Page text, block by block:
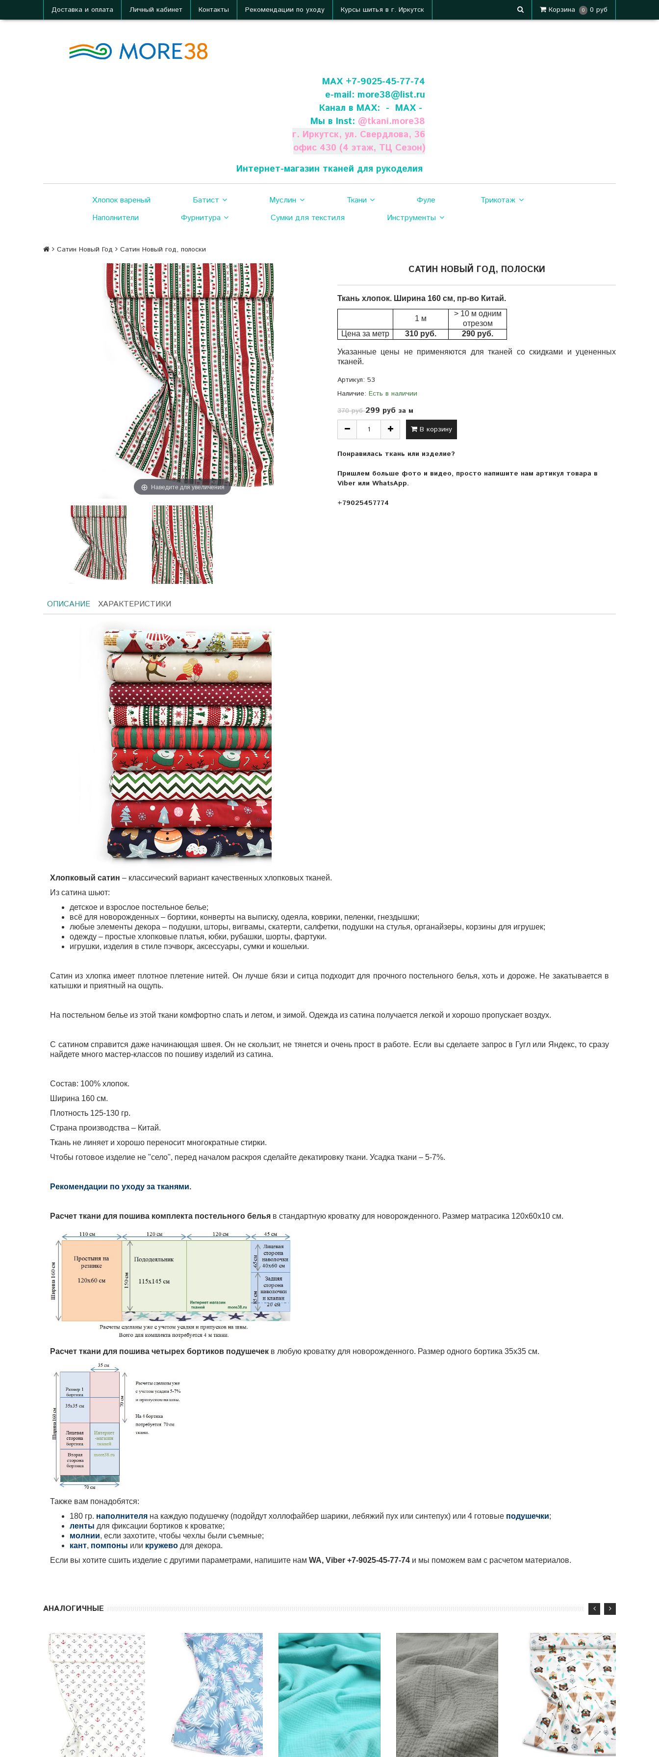
Доставка и оплата Личный кабинет Контакты Рекомендации по уходу Курсы шитья в г. Иркутск Корзина 0 0 руб
МАХ +7-9025-45-77-74
e-mail: more38@list.ru
Канал в МАХ: - МАХ -
Мы в Inst: @tkani.more38
г. Иркутск, ул. Свердлова, 36
офис 430 (4 этаж, ТЦ Сезон)
Интернет-магазин тканей для рукоделия
Хлопок вареный Батист Муслин Ткани Фуле
Трикотаж
Наполнители
Фурнитура Сумки для текстиля Инструменты
Сатин Новый Год Сатин Новый год, полоски
Наведите для увеличения
САТИН НОВЫЙ ГОД, ПОЛОСКИ
Ткань хлопок. Ширина 160 см, пр-во Китай.
1 м
> 10 м одним
отрезом
Цена за метр
310 руб. 290 руб.
Указанные цены не применяются для тканей со скидками и уцененных
тканей.
Артикул: 53
Наличие: Есть в наличии
370 руб299 руб за м
В корзину
Понравилась ткань или изделие?
Пришлем больше фото и видео, просто напишите нам артикул товара в
Viber или WhatsApp.
+79025457774
ОПИСАНИЕ ХАРАКТЕРИСТИКИ
Хлопковый сатин – классический вариант качественных хлопковых тканей.
Из сатина шьют:
детское и взрослое постельное белье;
всё для новорожденных – бортики, конверты на выписку, одеяла, коврики, пеленки, гнездышки;
любые элементы декора – подушки, шторы, вигвамы, скатерти, салфетки, подушки на стулья, органайзеры, корзины для игрушек;
одежду – простые хлопковые платья, юбки, рубашки, шорты, фартуки.
игрушки, изделия в стиле пэчворк, аксессуары, сумки и кошельки.
Сатин из хлопка имеет плотное плетение нитей. Он лучше бязи и ситца подходит для прочного постельного белья, хоть и дороже. Не закатывается в
катышки и приятный на ощупь.
На постельном белье из этой ткани комфортно спать и летом, и зимой. Одежда из сатина получается легкой и хорошо пропускает воздух.
С сатином справится даже начинающая швея. Он не скользит, не тянется и очень прост в работе. Если вы сделаете запрос в Гугл или Яндекс, то сразу
найдете много мастер-классов по пошиву изделий из сатина.
Состав: 100% хлопок.
Ширина 160 см.
Плотность 125-130 гр.
Страна производства – Китай.
Ткань не линяет и хорошо переносит многократные стирки.
Чтобы готовое изделие не "село", перед началом раскроя сделайте декатировку ткани. Усадка ткани – 5-7%.
Рекомендации по уходу за тканями.
Расчет ткани для пошива комплекта постельного белья в стандартную кроватку для новорожденного. Размер матрасика 120х60х10 см.
Расчет ткани для пошива четырех бортиков подушечек в любую кроватку для новорожденного. Размер одного бортика 35х35 см.
Также вам понадобятся:
180 гр. наполнителя на каждую подушечку (подойдут холлофайбер шарики, лебяжий пух или синтепух) или 4 готовые подушечки;
ленты для фиксации бортиков к кроватке;
молнии, если захотите, чтобы чехлы были съемные;
кант, помпоны или кружево для декора.
Если вы хотите сшить изделие с другими параметрами, напишите нам WA, Viber +7-9025-45-77-74 и мы поможем вам с расчетом материалов.
АНАЛОГИЧНЫЕ